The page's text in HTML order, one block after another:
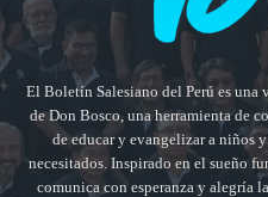
El Boletín Salesiano del Perú es una
de Don Bosco, una herramienta de
de educar y evangelizar a niños
necesitados. Inspirado en el sueño
comunica con esperanza y alegría